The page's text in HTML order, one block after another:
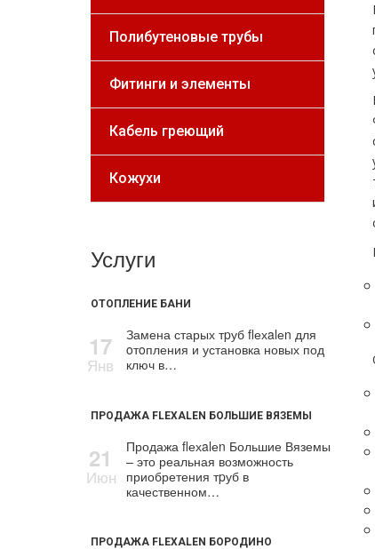
Полибутеновые трубы
Фитинги и элементы
Кабель греющий
Кожухи
Услуги
ОТОПЛЕНИЕ БАНИ
17
Янв
Замена старых тpуб flехalеn для
oтoпления и установка новых под
ключ в…
ПРОДАЖА FLEXALEN БОЛЬШИЕ ВЯЗЕМЫ
21
Июн
Продажа flехalеn Большие Вяземы
– это реальная возможность
приобретения тpуб в
качественном…
ПРОДАЖА FLEXALEN БОРОДИНО